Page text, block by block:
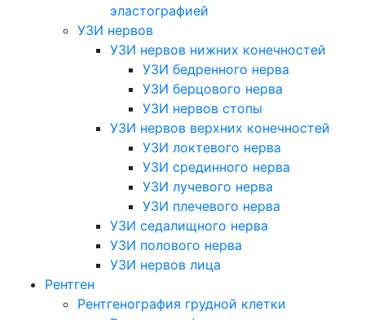
эластографией
УЗИ нервов
УЗИ нервов нижних конечностей
УЗИ бедренного нерва
УЗИ берцового нерва
УЗИ нервов стопы
УЗИ нервов верхних конечностей
УЗИ локтевого нерва
УЗИ срединного нерва
УЗИ лучевого нерва
УЗИ плечевого нерва
УЗИ седалищного нерва
УЗИ полового нерва
УЗИ нервов лица
Рентген
Рентгенография грудной клетки